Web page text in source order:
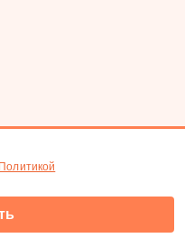
Политикой